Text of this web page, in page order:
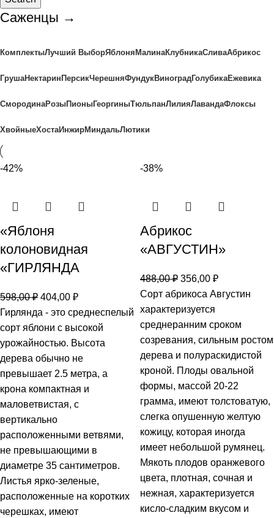
Саженцы →
КомплектыЛучший ВыборЯблоняМалинаКлубникаСливаАбрикос
ГрушаНектаринПерсикЧерешняФундукВиноградГолубикаЕжевика
СмородинаРозыПионыГеоргиныТюльпанЛилияЛавандаФлоксы
ХвойныеХостаИнжирМиндальЛютики
-42%
«Яблоня
колоновидная
«ГИРЛЯНДА
598,00₽ 404,00 ₽
Гирлянда - это среднеспелый
сорт яблони с высокой
урожайностью. Высота
дерева обычно не
превышает 2.5 метра, а
крона компактная и
маловетвистая, с
вертикально
расположенными ветвями,
не превышающими в
диаметре 35 сантиметров.
Листья ярко-зеленые,
расположенные на коротких
черешках, имеют
-38%
Абрикос
«АВГУСТИН»
488,00₽ 356,00 ₽
Сорт абрикоса Августин
характеризуется
среднеранним сроком
созревания, сильным ростом
дерева и полураскидистой
кроной. Плоды овальной
формы, массой 20-22
грамма, имеют толстоватую,
слегка опушенную желтую
кожицу, которая иногда
имеет небольшой румянец.
Мякоть плодов оранжевого
цвета, плотная, сочная и
нежная, характеризуется
кисло-сладким вкусом и